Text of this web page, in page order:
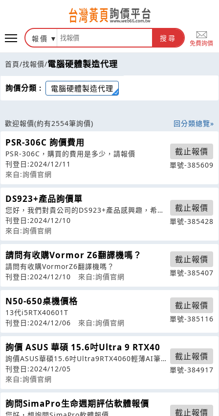
報價 搜尋
免費詢價
首頁/找報價/電腦硬體製造代理
詢價分類 : 電腦硬體製造代理
歡迎報價(約有2554筆詢價) 回分類總覽
PSR-306C 詢價費用
PSR-306C，購買的費用是多少，請報價
刊登日:2024/12/11
來自:詢價官網
截止報價
單號-385609
DS923+產品詢價單
您好，我們對貴公司的DS923+產品感興趣，希望
能瞭解更多詳細資訊。請提供以下信
刊登日:2024/12/10
來自:詢價官網
截止報價
單號-385428
請問有收購Vormor Z6翻譯機嗎？
請問有收購VormorZ6翻譯機嗎？
刊登日:2024/12/10
來自:詢價官網
截止報價
單號-385407
N50-650桌機價格
13代i5RTX40601T
刊登日:2024/12/06
來自:詢價官網
截止報價
單號-385116
詢價 ASUS 華碩 15.6吋Ultra 9 RTX40
詢價ASUS華碩15.6吋Ultra9RTX4060輕薄AI筆電
(Vivoboo
刊登日:2024/12/05
來自:詢價官網
截止報價
單號-384917
詢問SimaPro生命週期評估軟體報價
截止報價